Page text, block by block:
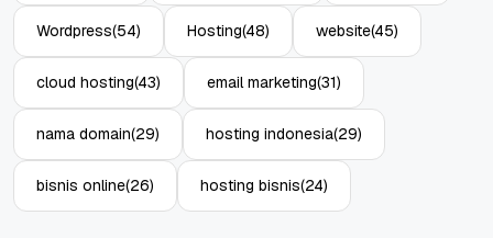
Wordpress(54) Hosting(48) website(45)
cloud hosting(43) email marketing(31)
nama domain(29) hosting indonesia(29)
bisnis online(26) hosting bisnis(24)